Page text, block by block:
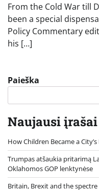
From the Cold War till
been a special
Policy Commentary
his […]
Paieška
Naujausi įrašai
How Children Became a
Trumpas atšaukia pritarimą
Oklahomos GOP lenktynėse
Britain, Brexit and the